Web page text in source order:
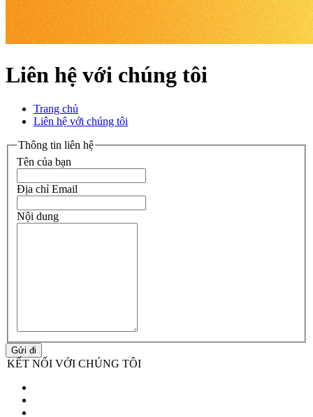
Liên hệ với chúng tôi
Trang chủ
Liên hệ với chúng tôi
Thông tin liên hệ
Tên của bạn
Địa chỉ Email
Nội dung
KẾT NỐI VỚI CHÚNG TÔI